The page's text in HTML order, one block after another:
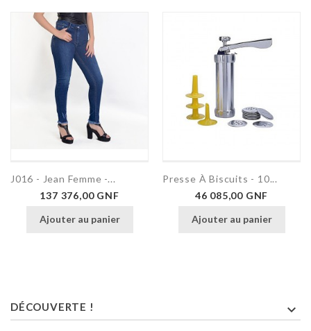
J016 - Jean Femme -...
Prix
137 376,00 GNF
Ajouter au panier
Presse À Biscuits - 10...
Prix
46 085,00 GNF
Ajouter au panier
DÉCOUVERTE ! 